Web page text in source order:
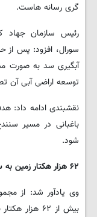
گری رسانه هاست.
رئیس سازمان جهاد
آبگیری سد به صورت
توسعه اراضی آبی آن
نقشبندی ادامه داد:
باغبانی در مسیر
شود.
۶۲ هزار هکتار زمین
بیش از ۶۲